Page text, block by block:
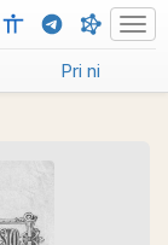
Pri ni